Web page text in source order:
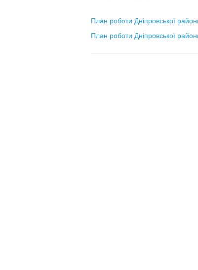
План роботи Дніпровської
План роботи Дніпровської